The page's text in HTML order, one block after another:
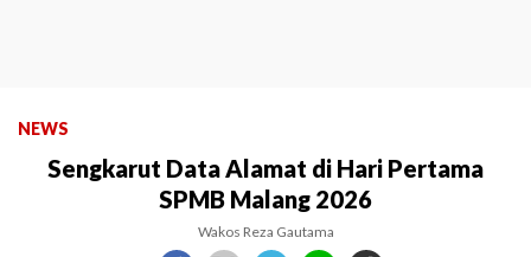
NEWS
Sengkarut Data Alamat di Hari Pertama
SPMB Malang 2026
Wakos Reza Gautama